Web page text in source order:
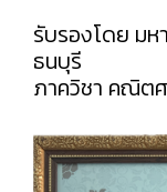
รับรองโดย มห
ธนบุรี
ภาควิชา คณิต